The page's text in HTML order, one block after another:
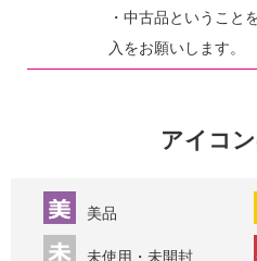
・中古品ということ
入をお願いします。
アイコ
美品
未使用・未開封